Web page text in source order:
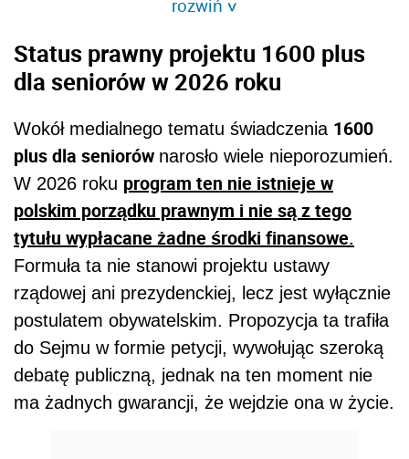
rozwiń>
Status prawny projektu 1600 plus
dla seniorów w 2026 roku
Wokół medialnego tematu świadczenia 1600
plus dla seniorów narosło wiele nieporozumień.
W 2026 roku program ten nie istnieje w
polskim porządku prawnym i nie są z tego
tytułu wypłacane żadne środki finansowe.
Formuła ta nie stanowi projektu ustawy
rządowej ani prezydenckiej, lecz jest wyłącznie
postulatem obywatelskim. Propozycja ta trafiła
do Sejmu w formie petycji, wywołując szeroką
debatę publiczną, jednak na ten moment nie
ma żadnych gwarancji, że wejdzie ona w życie.